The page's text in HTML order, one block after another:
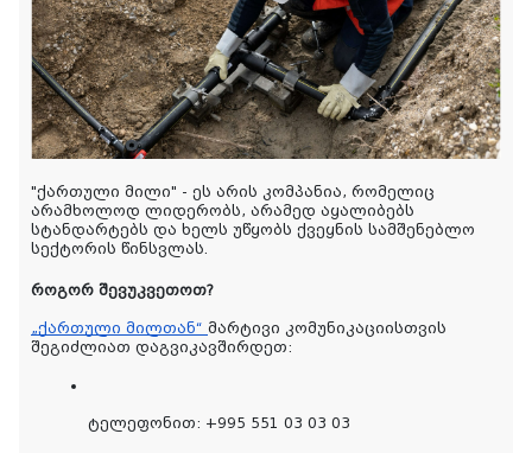
"ქართული მილი" - ეს არის კომპანია, რომელიც
არამხოლოდ ლიდერობს, არამედ აყალიბებს
სტანდარტებს და ხელს უწყობს ქვეყნის სამშენებლო
სექტორის წინსვლას.
როგორ შევუკვეთოთ?
„ქართული მილთან“ მარტივი კომუნიკაციისთვის
შეგიძლიათ დაგვიკავშირდეთ:
ტელეფონით: +995 551 03 03 03